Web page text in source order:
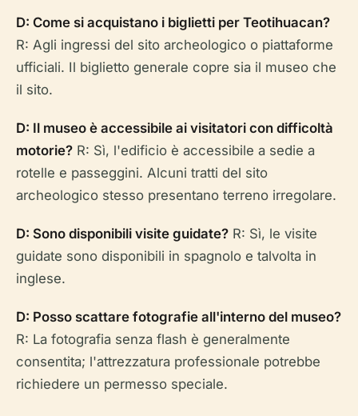
D: Come si acquistano i biglietti per Teotihuacan?
R: Agli ingressi del sito archeologico o piattaforme
ufficiali. Il biglietto generale copre sia il museo che
il sito.
D: Il museo è accessibile ai visitatori con difficoltà
motorie? R: Sì, l'edificio è accessibile a sedie a
rotelle e passeggini. Alcuni tratti del sito
archeologico stesso presentano terreno irregolare.
D: Sono disponibili visite guidate? R: Sì, le visite
guidate sono disponibili in spagnolo e talvolta in
inglese.
D: Posso scattare fotografie all'interno del museo?
R: La fotografia senza flash è generalmente
consentita; l'attrezzatura professionale potrebbe
richiedere un permesso speciale.